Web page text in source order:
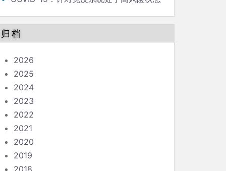
归档
2026
2025
2024
2023
2022
2021
2020
2019
2018